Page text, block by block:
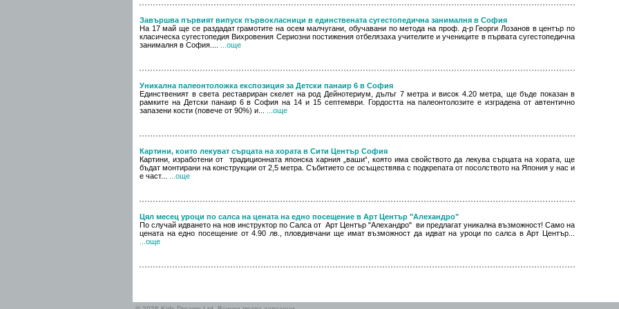
Завършва първият випуск първокласници в единствената сугестопедична занималня в София
На 17 май ще се раздадат грамотите на осем малчугани, обучавани по метода на проф. д-р Георги Лозанов в център по
класическа сугестопедия Вихровения Сериозни постижения отбелязаха учителите и учениците в първата сугестопедична
занималня в София....
...още
Уникална палеонтоложка експозиция за Детски панаир 6 в София
Единственият в света реставриран скелет на род Дейнотериум, дълъг 7 метра и висок 4.20 метра, ще бъде показан в
рамките на Детски панаир 6 в София на 14 и 15 септември. Гордостта на палеонтолозите е изградена от автентично
запазени кости (повече от 90%) и...
...още
Картини, които лекуват сърцата на хората в Сити Център София
Картини, изработени от традиционната японска харния „ваши“, която има свойството да лекува сърцата на хората, ще
бъдат монтирани на конструкции от 2,5 метра. Събитието се осъществява с подкрепата от посолството на Япония у нас и
е част...
...още
Цял месец уроци по салса на цената на едно посещение в Арт Център "Алехандро"
По случай идването на нов инструктор по Салса от Арт Център "Алехандро" ви предлагат уникална възможност! Само на
цената на едно посещение от 4.90 лв., пловдивчани ще имат възможност да идват на уроци по салса в Арт Център...
...още